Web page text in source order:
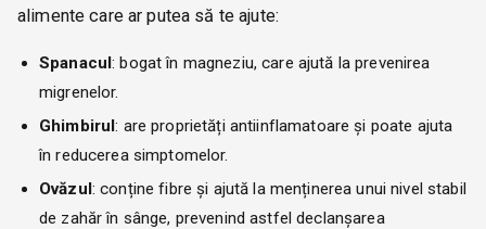
alimente care ar putea să te ajute:
Spanacul: bogat în magneziu, care ajută la prevenirea
migrenelor.
Ghimbirul: are proprietăți antiinflamatoare și poate ajuta
în reducerea simptomelor.
Ovăzul: conține fibre și ajută la menținerea unui nivel stabil
de zahăr în sânge, prevenind astfel declanșarea